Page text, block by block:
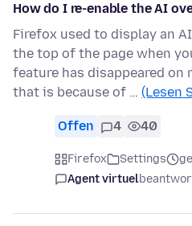
How do I re-enable the AI
Firefox used to display an
the top of the page when
feature has disappeared on
that is because of … (Lesen
Offen 4 40
Firefox Settings
Agent virtuel